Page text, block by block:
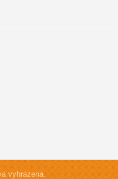
vyhrazena.